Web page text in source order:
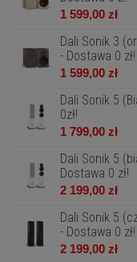
1 599,00 zł
Dali Sonik 3
- Dostawa 0 zł!
1 599,00 zł
Dali Sonik 5
0zł!
1 799,00 zł
Dali Sonik 5
Dostawa 0 zł!
2 199,00 zł
Dali Sonik 5
- Dostawa 0 zł!
2 199,00 zł